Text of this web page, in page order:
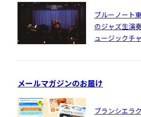
ブルーノート
のジャズ生演
ュージックチ
メールマガジンのお届け
ブランシエラ